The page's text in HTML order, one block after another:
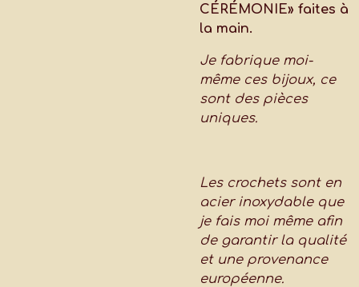
CÉRÉMONIE» faites à
la main.
Je fabrique moi-
même ces bijoux, ce
sont des pièces
uniques.
Les crochets sont en
acier inoxydable que
je fais moi même afin
de garantir la qualité
et une provenance
européenne.